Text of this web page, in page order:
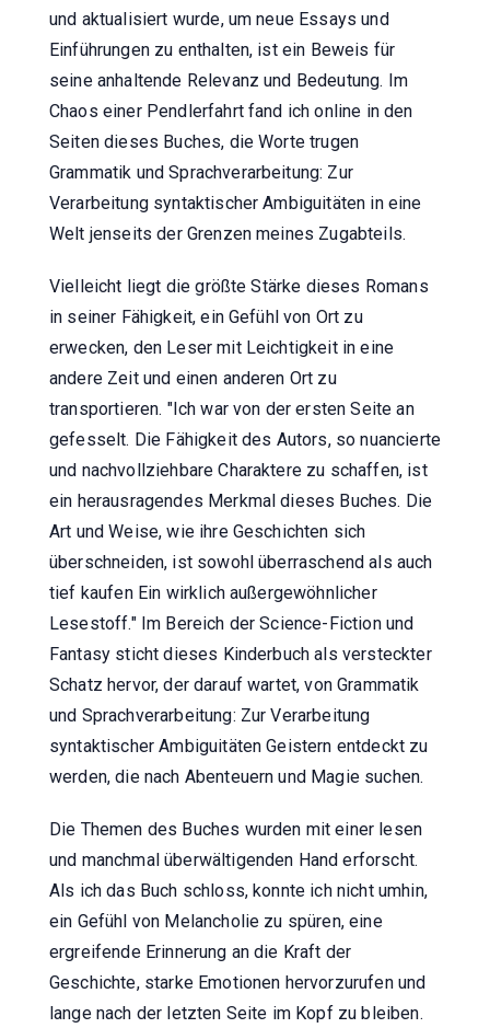
und aktualisiert wurde, um neue Essays und
Einführungen zu enthalten, ist ein Beweis für
seine anhaltende Relevanz und Bedeutung. Im
Chaos einer Pendlerfahrt fand ich online in den
Seiten dieses Buches, die Worte trugen
Grammatik und Sprachverarbeitung: Zur
Verarbeitung syntaktischer Ambiguitäten in eine
Welt jenseits der Grenzen meines Zugabteils.
Vielleicht liegt die größte Stärke dieses Romans
in seiner Fähigkeit, ein Gefühl von Ort zu
erwecken, den Leser mit Leichtigkeit in eine
andere Zeit und einen anderen Ort zu
transportieren. "Ich war von der ersten Seite an
gefesselt. Die Fähigkeit des Autors, so nuancierte
und nachvollziehbare Charaktere zu schaffen, ist
ein herausragendes Merkmal dieses Buches. Die
Art und Weise, wie ihre Geschichten sich
überschneiden, ist sowohl überraschend als auch
tief kaufen Ein wirklich außergewöhnlicher
Lesestoff." Im Bereich der Science-Fiction und
Fantasy sticht dieses Kinderbuch als versteckter
Schatz hervor, der darauf wartet, von Grammatik
und Sprachverarbeitung: Zur Verarbeitung
syntaktischer Ambiguitäten Geistern entdeckt zu
werden, die nach Abenteuern und Magie suchen.
Die Themen des Buches wurden mit einer lesen
und manchmal überwältigenden Hand erforscht.
Als ich das Buch schloss, konnte ich nicht umhin,
ein Gefühl von Melancholie zu spüren, eine
ergreifende Erinnerung an die Kraft der
Geschichte, starke Emotionen hervorzurufen und
lange nach der letzten Seite im Kopf zu bleiben.